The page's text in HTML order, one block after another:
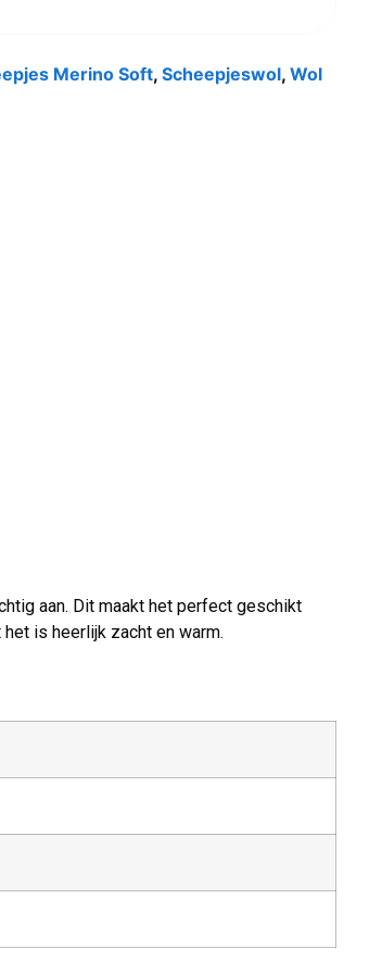
Merino Soft, Scheepjeswol, Wol
aan. Dit maakt het perfect geschikt
is heerlijk zacht en warm.